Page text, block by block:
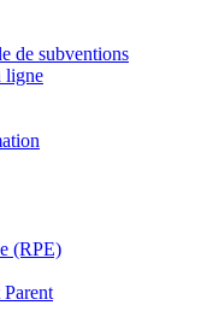
de subventions
ligne
(RPE)